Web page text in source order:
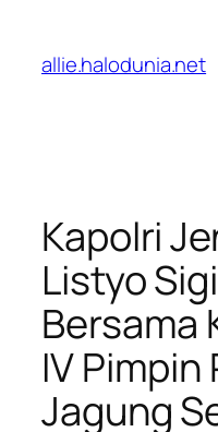
konten
allie.halodunia.net
Kapolri
Listyo
Bersama
IV Pimpin
Jagung